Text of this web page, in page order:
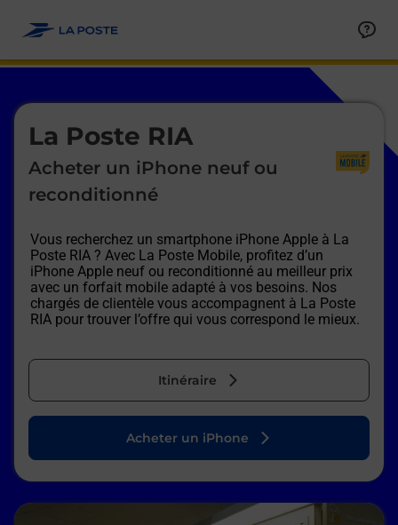
La Poste RIA
Acheter un iPhone neuf ou
reconditionné
Vous recherchez un smartphone iPhone Apple à La
Poste RIA ? Avec La Poste Mobile, profitez d’un
iPhone Apple neuf ou reconditionné au meilleur prix
avec un forfait mobile adapté à vos besoins. Nos
chargés de clientèle vous accompagnent à La Poste
RIA pour trouver l’offre qui vous correspond le mieux.
Itinéraire
Le lien s'ouvre dans un nouvel onglet
Acheter un iPhone